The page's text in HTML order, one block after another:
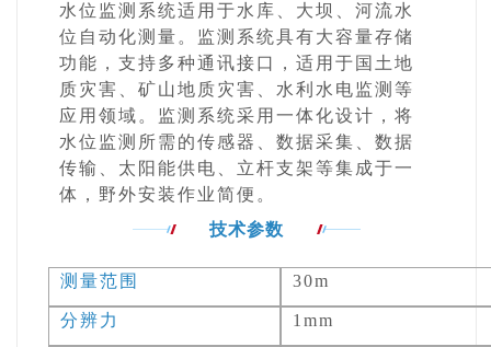
水位监测系统适用于水库、大坝、河流水
位自动化测量。监测系统具有大容量存储
功能，支持多种通讯接口，适用于国土地
质灾害、矿山地质灾害、水利水电监测等
应用领域。监测系统采用一体化设计，将
水位监测所需的传感器、数据采集、数据
传输、太阳能供电、立杆支架等集成于一
体，野外安装作业简便。
技术参数
测量范围 30m
分辨力 1mm